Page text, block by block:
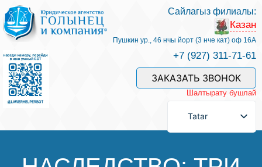
Хезмәтләре һәм безнең белгечләр
Хезмәт өчен түләү
Сорау бирергә
Сайлагыз филиалы:
Казан
Пушкин ур., 46 нчы йорт (3 нче кат) оф 16А
+7 (927) 311-71-61
ЗАКАЗАТЬ ЗВОНОК
Шалтырату бушлай
Tatar